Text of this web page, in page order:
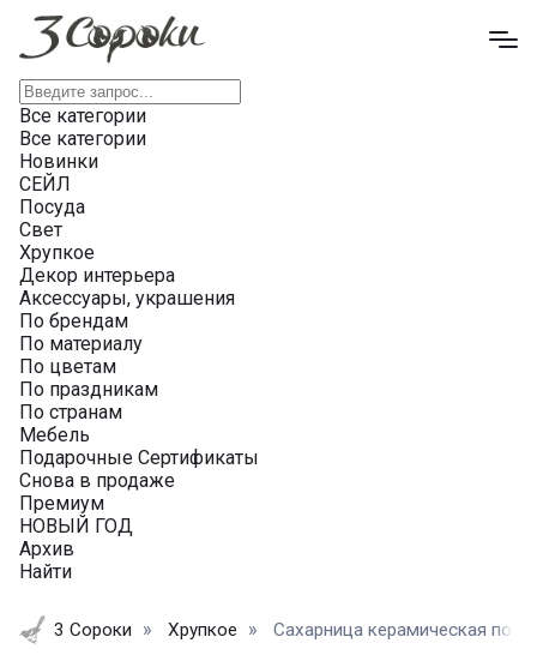
Все категории
Все категории
Новинки
СЕЙЛ
Посуда
Свет
Хрупкое
Декор интерьера
Аксессуары, украшения
По брендам
По материалу
По цветам
По праздникам
По странам
Мебель
Подарочные Сертификаты
Снова в продаже
Премиум
НОВЫЙ ГОД
Архив
Найти
3 Сороки Хрупкое Сахарница керамическая